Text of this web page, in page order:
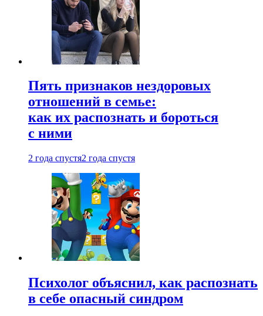
Пять признаков нездоровых
отношений в семье:
как их распознать и бороться
с ними
2 года спустя2 года спустя
Психолог объяснил, как распознать
в себе опасный синдром